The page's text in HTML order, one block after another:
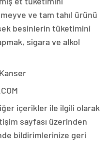
ve tam tahıl ürünü
besinlerin tüketimini
sigara ve alkol
içerikler ile ilgili olarak
sayfası üzerinden
bildirimlerinize geri